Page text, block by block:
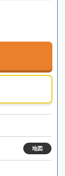
地図